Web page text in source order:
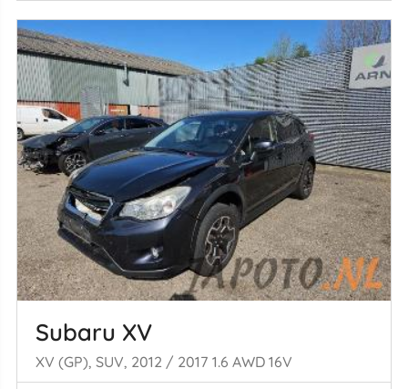
Subaru XV
XV (GP), SUV, 2012 / 2017 1.6 AWD 16V